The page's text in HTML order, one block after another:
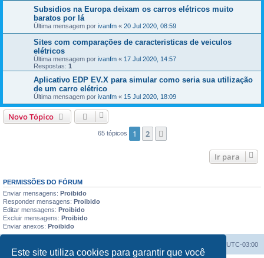
Este site utiliza cookies para garantir que você
Subsidios na Europa deixam os carros elétricos muito
baratos por lá
Última mensagem por ivanfm « 20 Jul 2020, 08:59
Sites com comparações de caracteristicas de veiculos
elétricos
Última mensagem por ivanfm « 17 Jul 2020, 14:57
Respostas: 1
Aplicativo EDP EV.X para simular como seria sua utilização
de um carro elétrico
Última mensagem por ivanfm « 15 Jul 2020, 18:09
Novo Tópico
65 tópicos 1 2
Ir para
PERMISSÕES DO FÓRUM
Enviar mensagens: Proibido
Responder mensagens: Proibido
Editar mensagens: Proibido
Excluir mensagens: Proibido
Enviar anexos: Proibido
UTC-03:00